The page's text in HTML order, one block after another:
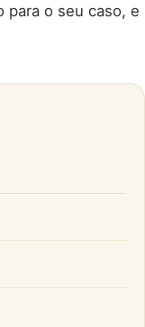
para o seu caso, e